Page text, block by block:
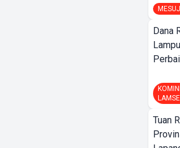
MESUJI
Dana
Tuan